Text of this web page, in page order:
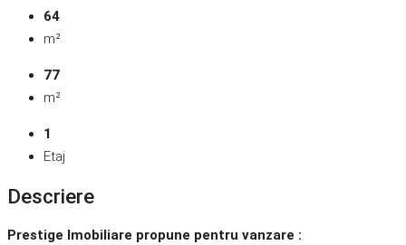
64
m²
77
m²
1
Etaj
Descriere
Prestige Imobiliare propune pentru vanzare :